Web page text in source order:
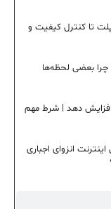
تا کنترل کیفیت و
بعضی لحظه‌ها
افزایش دهد | شرط مهم
انزوای اجباری